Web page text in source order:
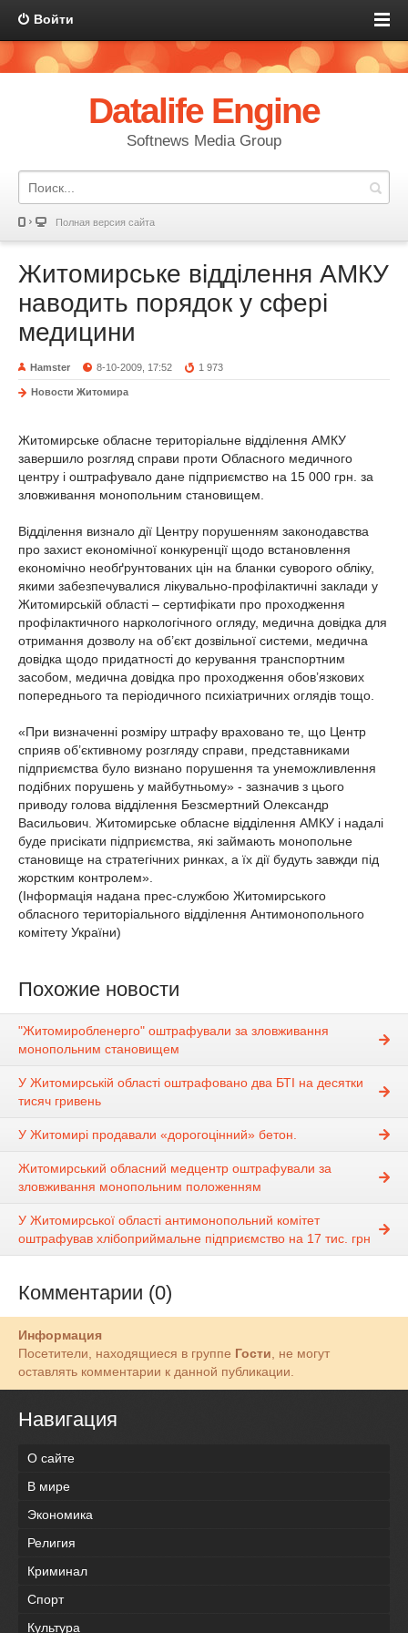
Войти
Datalife Engine
Softnews Media Group
Полная версия сайта
Житомирське відділення АМКУ
наводить порядок у сфері
медицини
Hamster 8-10-2009, 17:52 1 973
Новости Житомира
Житомирське обласне територіальне відділення АМКУ
завершило розгляд справи проти Обласного медичного
центру і оштрафувало дане підприємство на 15 000 грн. за
зловживання монопольним становищем.
Відділення визнало дії Центру порушенням законодавства
про захист економічної конкуренції щодо встановлення
економічно необґрунтованих цін на бланки суворого обліку,
якими забезпечувалися лікувально-профілактичні заклади у
Житомирській області – сертифікати про проходження
профілактичного наркологічного огляду, медична довідка для
отримання дозволу на об’єкт дозвільної системи, медична
довідка щодо придатності до керування транспортним
засобом, медична довідка про проходження обов’язкових
попереднього та періодичного психіатричних оглядів тощо.
«При визначенні розміру штрафу враховано те, що Центр
сприяв об’єктивному розгляду справи, представниками
підприємства було визнано порушення та унеможливлення
подібних порушень у майбутньому» - зазначив з цього
приводу голова відділення Безсмертний Олександр
Васильович. Житомирське обласне відділення АМКУ і надалі
буде присікати підприємства, які займають монопольне
становище на стратегічних ринках, а їх дії будуть завжди під
жорстким контролем».
(Інформація надана прес-службою Житомирського
обласного територіального відділення Антимонопольного
комітету України)
Похожие новости
"Житомиробленерго" оштрафували за зловживання
монопольним становищем
У Житомирській області оштрафовано два БТІ на десятки
тисяч гривень
У Житомирі продавали «дорогоцінний» бетон.
Житомирський обласний медцентр оштрафували за
зловживання монопольним положенням
У Житомирської області антимонопольний комітет
оштрафував хлібоприймальне підприємство на 17 тис. грн
Комментарии (0)
Информация
Посетители, находящиеся в группе Гости, не могут
оставлять комментарии к данной публикации.
Навигация
О сайте
В мире
Экономика
Религия
Криминал
Спорт
Культура